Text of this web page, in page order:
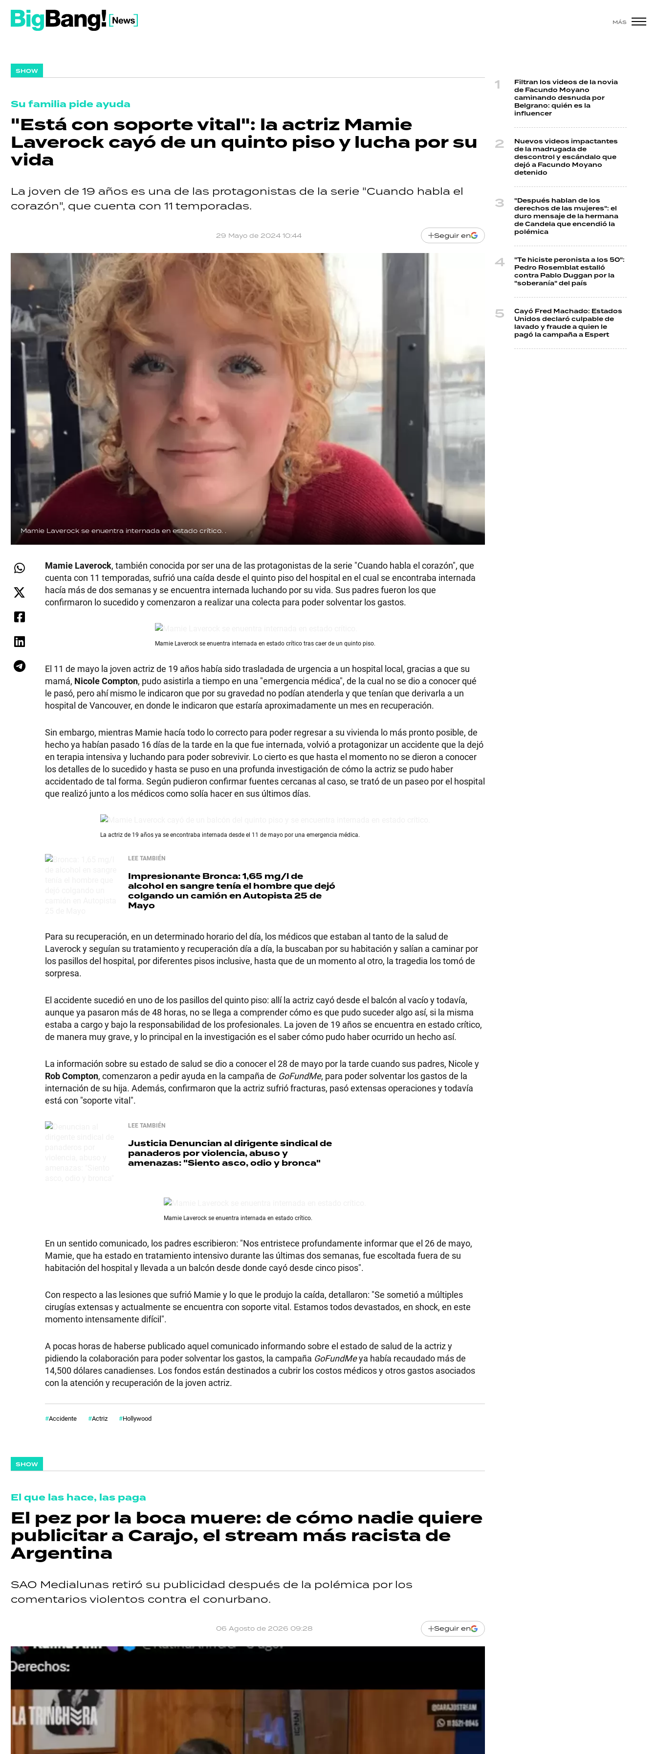
MÁS
SHOW
Su familia pide ayuda
"Está con soporte vital": la actriz Mamie
Laverock cayó de un quinto piso y lucha por su
vida
La joven de 19 años es una de las protagonistas de la serie "Cuando habla el
corazón", que cuenta con 11 temporadas.
29 Mayo de 2024 10:44 Seguir en
Mamie Laverock se enuentra internada en estado crítico..
Mamie Laverock, también conocida por ser una de las protagonistas de la serie "Cuando habla el corazón", que
cuenta con 11 temporadas, sufrió una caída desde el quinto piso del hospital en el cual se encontraba internada
hacía más de dos semanas y se encuentra internada luchando por su vida. Sus padres fueron los que
confirmaron lo sucedido y comenzaron a realizar una colecta para poder solventar los gastos.
Mamie Laverock se enuentra internada en estado crítico tras caer de un quinto piso.
El 11 de mayo la joven actriz de 19 años había sido trasladada de urgencia a un hospital local, gracias a que su
mamá, Nicole Compton, pudo asistirla a tiempo en una "emergencia médica", de la cual no se dio a conocer qué
le pasó, pero ahí mismo le indicaron que por su gravedad no podían atenderla y que tenían que derivarla a un
hospital de Vancouver, en donde le indicaron que estaría aproximadamente un mes en recuperación.
Sin embargo, mientras Mamie hacía todo lo correcto para poder regresar a su vivienda lo más pronto posible, de
hecho ya habían pasado 16 días de la tarde en la que fue internada, volvió a protagonizar un accidente que la dejó
en terapia intensiva y luchando para poder sobrevivir. Lo cierto es que hasta el momento no se dieron a conocer
los detalles de lo sucedido y hasta se puso en una profunda investigación de cómo la actriz se pudo haber
accidentado de tal forma. Según pudieron confirmar fuentes cercanas al caso, se trató de un paseo por el hospital
que realizó junto a los médicos como solía hacer en sus últimos días.
La actriz de 19 años ya se encontraba internada desde el 11 de mayo por una emergencia médica.
LEE TAMBIÉN
Impresionante Bronca: 1,65 mg/l de
alcohol en sangre tenía el hombre que dejó
colgando un camión en Autopista 25 de
Mayo
Para su recuperación, en un determinado horario del día, los médicos que estaban al tanto de la salud de
Laverock y seguían su tratamiento y recuperación día a día, la buscaban por su habitación y salían a caminar por
los pasillos del hospital, por diferentes pisos inclusive, hasta que de un momento al otro, la tragedia los tomó de
sorpresa.
El accidente sucedió en uno de los pasillos del quinto piso: allí la actriz cayó desde el balcón al vacío y todavía,
aunque ya pasaron más de 48 horas, no se llega a comprender cómo es que pudo suceder algo así, si la misma
estaba a cargo y bajo la responsabilidad de los profesionales. La joven de 19 años se encuentra en estado crítico,
de manera muy grave, y lo principal en la investigación es el saber cómo pudo haber ocurrido un hecho así.
La información sobre su estado de salud se dio a conocer el 28 de mayo por la tarde cuando sus padres, Nicole y
Rob Compton, comenzaron a pedir ayuda en la campaña de GoFundMe, para poder solventar los gastos de la
internación de su hija. Además, confirmaron que la actriz sufrió fracturas, pasó extensas operaciones y todavía
está con "soporte vital".
LEE TAMBIÉN
Justicia Denuncian al dirigente sindical de
panaderos por violencia, abuso y
amenazas: "Siento asco, odio y bronca"
Mamie Laverock se enuentra internada en estado crítico.
En un sentido comunicado, los padres escribieron: "Nos entristece profundamente informar que el 26 de mayo,
Mamie, que ha estado en tratamiento intensivo durante las últimas dos semanas, fue escoltada fuera de su
habitación del hospital y llevada a un balcón desde donde cayó desde cinco pisos".
Con respecto a las lesiones que sufrió Mamie y lo que le produjo la caída, detallaron: "Se sometió a múltiples
cirugías extensas y actualmente se encuentra con soporte vital. Estamos todos devastados, en shock, en este
momento intensamente difícil".
A pocas horas de haberse publicado aquel comunicado informando sobre el estado de salud de la actriz y
pidiendo la colaboración para poder solventar los gastos, la campaña GoFundMeya había recaudado más de
14,500 dólares canadienses. Los fondos están destinados a cubrir los costos médicos y otros gastos asociados
con la atención y recuperación de la joven actriz.
Accidente Actriz Hollywood
SHOW
El que las hace, las paga
El pez por la boca muere: de cómo nadie quiere
publicitar a Carajo, el stream más racista de
Argentina
SAO Medialunas retiró su publicidad después de la polémica por los
comentarios violentos contra el conurbano.
06 Agosto de 2026 09:28 Seguir en
Filtran los videos de la novia
de Facundo Moyano
caminando desnuda por
Belgrano: quién es la
influencer
Nuevos videos impactantes
de la madrugada de
descontrol y escándalo que
dejó a Facundo Moyano
detenido
"Después hablan de los
derechos de las mujeres": el
duro mensaje de la hermana
de Candela que encendió la
polémica
"Te hiciste peronista a los 50":
Pedro Rosemblat estalló
contra Pablo Duggan por la
"soberanía" del país
Cayó Fred Machado: Estados
Unidos declaró culpable de
lavado y fraude a quien le
pagó la campaña a Espert
SHOW
POLÍTICA
ACTUALIDAD
POLICIALES
ECONOMÍA
GRAN
HERMANO
DEPORTES
TECNOLOGÍA
RECETAS
PALABRAS
Seguinos